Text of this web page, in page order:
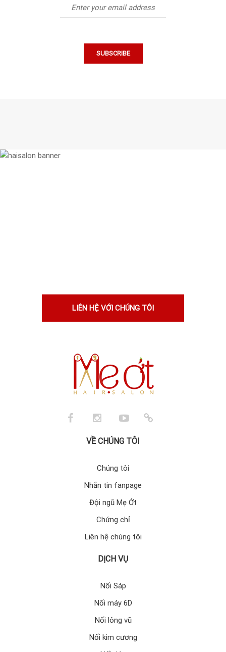
LIÊN HỆ VỚI CHÚNG TÔI
VỀ CHÚNG TÔI
Chúng tôi
Nhắn tin fanpage
Đội ngũ Mẹ Ớt
Chứng chỉ
Liên hệ chúng tôi
DỊCH VỤ
Nối Sáp
Nối máy 6D
Nối lông vũ
Nối kim cương